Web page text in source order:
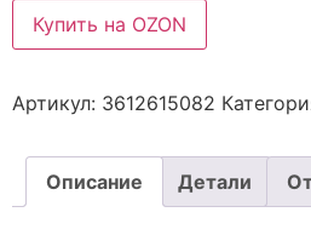
Купить на OZON
Артикул: 3612615082
Описание Детали